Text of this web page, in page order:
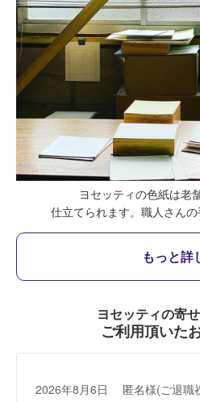
ヨセッティの色紙は老
仕立てられます。 職人さんの
もっと詳
ヨセッティの寄
ご利用頂いた